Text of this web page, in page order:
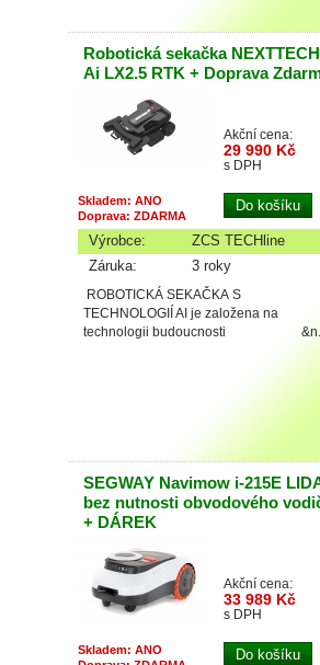
Robotická sekačka NEXTTECH
Ai LX2.5 RTK + Doprava
Akční cena:
29 990 Kč
s DPH
Skladem: ANO
Doprava: ZDARMA
Výrobce:
ZCS TECHline
Záruka:
3 roky
ROBOTICKÁ SEKAČKA S
TECHNOLOGIÍ AI je založena na
technologii budoucnosti
SEGWAY Navimow i-215E
bez nutnosti obvodového
+ DÁREK
Akční cena:
33 989 Kč
s DPH
Skladem: ANO